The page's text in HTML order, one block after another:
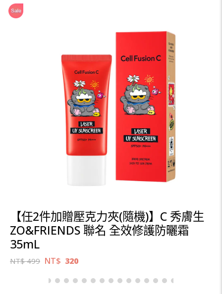
【任2件加贈壓克力夾(隨機)】C 秀膚生
ZO&FRIENDS 聯名 全效修護防曬霜
35mL
NT$499 NT$ 320